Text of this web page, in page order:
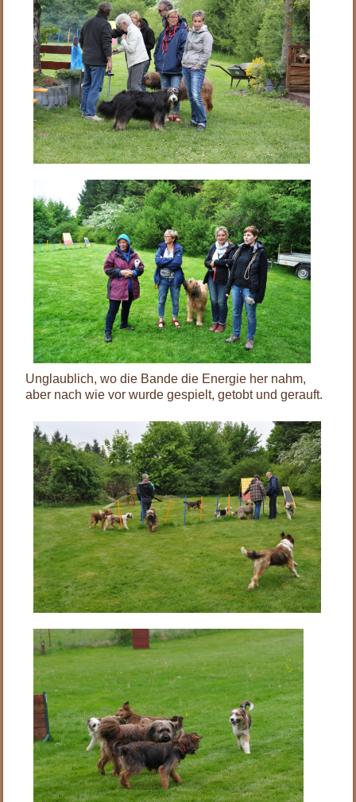
Unglaublich, wo die Bande die Energie her nahm,
aber nach wie vor wurde gespielt, getobt und gerauft.